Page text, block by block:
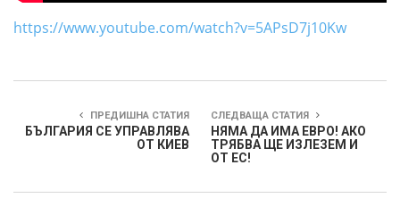
https://www.youtube.com/watch?v=5APsD7j10Kw
ПРЕДИШНА СТАТИЯ
БЪЛГАРИЯ СЕ УПРАВЛЯВА
ОТ КИЕВ
СЛЕДВАЩА СТАТИЯ
НЯМА ДА ИМА ЕВРО! АКО
ТРЯБВА ЩЕ ИЗЛЕЗЕМ И
ОТ ЕС!